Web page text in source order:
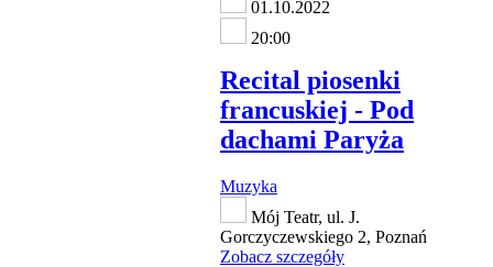
01.10.2022
20:00
Recital piosenki
francuskiej - Pod
dachami Paryża
Muzyka
Mój Teatr, ul. J.
Gorczyczewskiego 2, Poznań
Zobacz szczegóły